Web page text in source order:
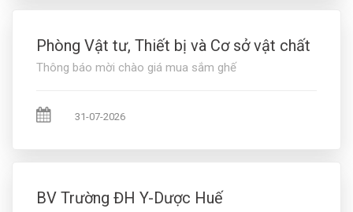
Phòng Vật tư, Thiết bị và Cơ sở vật chất
Thông báo mời chào giá mua sắm ghế
31-07-2026
BV Trường ĐH Y-Dược Huế